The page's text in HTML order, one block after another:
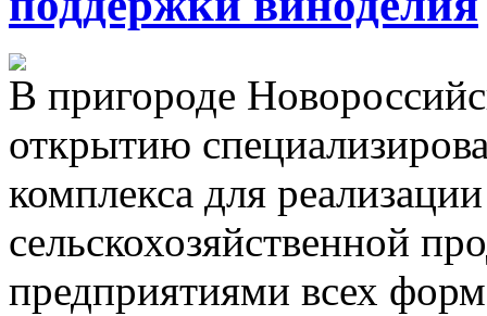
В пригороде
открытию
комплекса для
сельскохозяйственной
предприятиями всех